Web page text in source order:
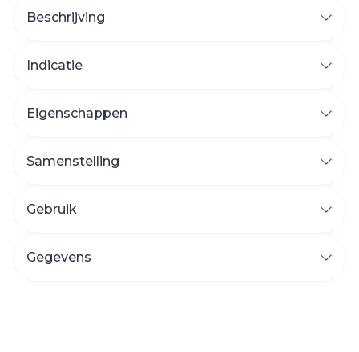
Beschrijving
Indicatie
Eigenschappen
Samenstelling
Gebruik
Gegevens